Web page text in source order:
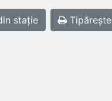
stație Tipărește